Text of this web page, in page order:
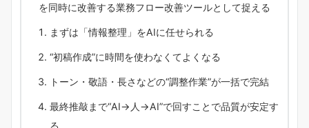
を同時に改善する業務フロー改善ツールとして捉える
まずは「情報整理」をAIに任せられる
“初稿作成”に時間を使わなくてよくなる
トーン・敬語・長さなどの“調整作業”が一括で完結
最終推敲まで“AI→人→AI”で回すことで品質が安定す
る